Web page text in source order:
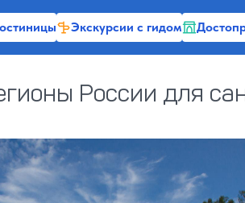
Экскурсии с гидом
России для